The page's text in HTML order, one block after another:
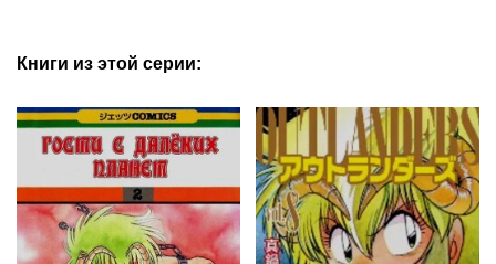
Книги из этой серии: